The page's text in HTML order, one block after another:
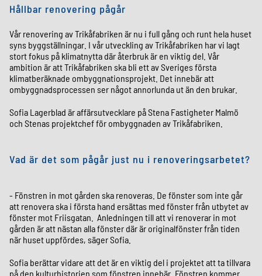
Hållbar renovering pågår
Vår renovering av Trikåfabriken är nu i full gång och runt hela huset
syns byggställningar. I vår utveckling av Trikåfabriken har vi lagt
stort fokus på klimatnytta där återbruk är en viktig del. Vår
ambition är att Trikåfabriken ska bli ett av Sveriges första
klimatberäknade ombyggnationsprojekt. Det innebär att
ombyggnadsprocessen ser något annorlunda ut än den brukar.
Sofia Lagerblad är affärsutvecklare på Stena Fastigheter Malmö
och Stenas projektchef för ombyggnaden av Trikåfabriken.
Vad är det som pågår just nu i renoveringsarbetet?
- Fönstren in mot gården ska renoveras. De fönster som inte går
att renovera ska i första hand ersättas med fönster från utbytet av
fönster mot Friisgatan. Anledningen till att vi renoverar in mot
gården är att nästan alla fönster där är originalfönster från tiden
när huset uppfördes, säger Sofia.
Sofia berättar vidare att det är en viktig del i projektet att ta tillvara
på den kulturhistorien som fönstren innebär. Fönstren kommer